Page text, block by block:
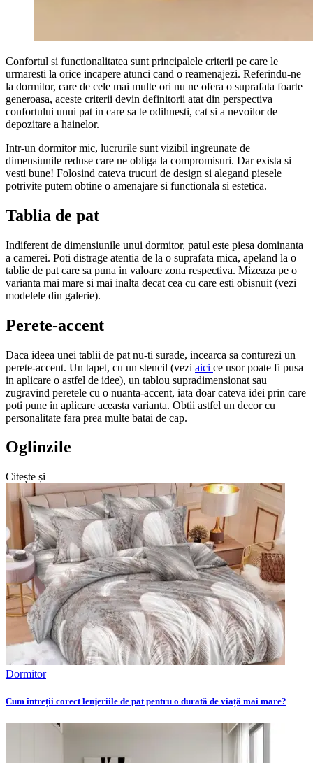
Confortul si functionalitatea sunt principalele criterii pe care le
urmaresti la orice incapere atunci cand o reamenajezi. Referindu-ne
la dormitor, care de cele mai multe ori nu ne ofera o suprafata foarte
generoasa, aceste criterii devin definitorii atat din perspectiva
confortului unui pat in care sa te odihnesti, cat si a nevoilor de
depozitare a hainelor.
Intr-un dormitor mic, lucrurile sunt vizibil ingreunate de
dimensiunile reduse care ne obliga la compromisuri. Dar exista si
vesti bune! Folosind cateva trucuri de design si alegand piesele
potrivite putem obtine o amenajare si functionala si estetica.
Tablia de pat
Indiferent de dimensiunile unui dormitor, patul este piesa dominanta
a camerei. Poti distrage atentia de la o suprafata mica, apeland la o
tablie de pat care sa puna in valoare zona respectiva. Mizeaza pe o
varianta mai mare si mai inalta decat cea cu care esti obisnuit (vezi
modelele din galerie).
Perete-accent
Daca ideea unei tablii de pat nu-ti surade, incearca sa conturezi un
perete-accent. Un tapet, cu un stencil (vezi aici ce usor poate fi pusa
in aplicare o astfel de idee), un tablou supradimensionat sau
zugravind peretele cu o nuanta-accent, iata doar cateva idei prin care
poti pune in aplicare aceasta varianta. Obtii astfel un decor cu
personalitate fara prea multe batai de cap.
Oglinzile
Citește și
Dormitor
Cum întreții corect lenjeriile de pat pentru o durată de viață mai mare?